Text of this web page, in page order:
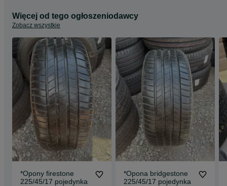
Więcej od tego ogłoszeniodawcy
Zobacz wszystkie
*Opony firestone
225/45/17 pojedynka
*Opona bridgestone
225/45/17 pojedynka